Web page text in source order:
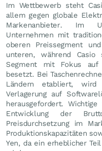
Im Wettbewerb steht
allem gegen globale
Markenanbieter. Im
Unternehmen mit
oberen Preissegment
unteren, während
Segment mit Fokus auf
besetzt. Bei
Ländern etabliert,
Verlagerung auf
herausgefordert.
Entwicklung der
Preisdurchsetzung im
Produktionskapazitäten
Yen, da ein erheblicher